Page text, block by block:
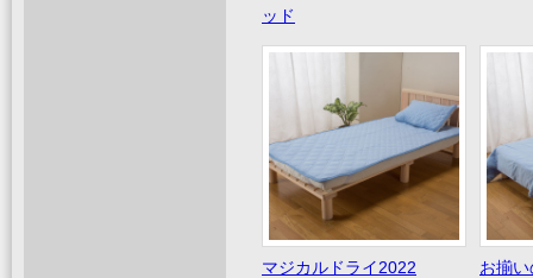
ッド
マジカルドライ2022
お揃